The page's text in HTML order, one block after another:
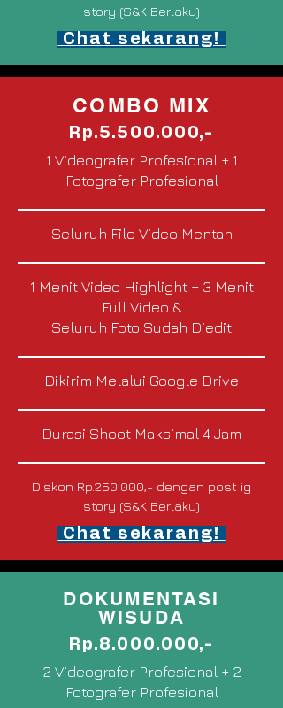
story (S&K Berlaku)
Chat sekarang!
COMBO MIX
Rp.5.500.000,-
1 Videografer Profesional + 1
Fotografer Profesional
Seluruh File Video Mentah
1 Menit Video Highlight + 3 Menit
Full Video &
Seluruh Foto Sudah Diedit
Dikirim Melalui Google Drive
Durasi Shoot Maksimal 4 Jam
Diskon Rp.250.000,- dengan post ig
story (S&K Berlaku)
Chat sekarang!
DOKUMENTASI
WISUDA
Rp.8.000.000,-
2 Videografer Profesional + 2
Fotografer Profesional